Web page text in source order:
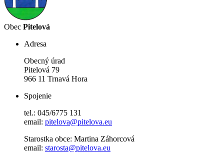
Obec Pitelová
Adresa
Obecný úrad
Pitelová 79
966 11 Trnavá Hora
Spojenie
tel.: 045/6775 131
email: pitelova@pitelova.eu
Starostka obce: Martina Záhorcová
email: starosta@pitelova.eu